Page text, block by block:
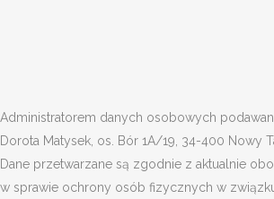
Administratorem danych osobowych
Dorota Matysek, os. Bór 1A/19, 34-400 Nowy
Dane przetwarzane są zgodnie z aktualnie
w sprawie ochrony osób fizycznych w